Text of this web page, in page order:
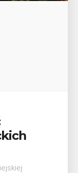
29-30 sierpnia w
Turnieju